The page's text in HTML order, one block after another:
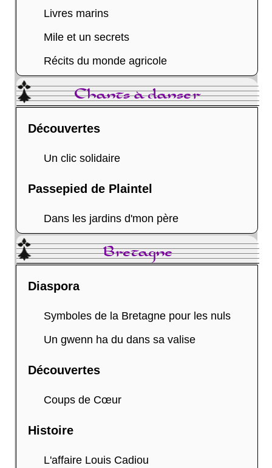
Livres marins
Mile et un secrets
Récits du monde agricole
Chants à danser
Découvertes
Un clic solidaire
Passepied de Plaintel
Dans les jardins d'mon père
Bretagne
Diaspora
Symboles de la Bretagne pour les nuls
Un gwenn ha du dans sa valise
Découvertes
Coups de Cœur
Histoire
L'affaire Louis Cadiou